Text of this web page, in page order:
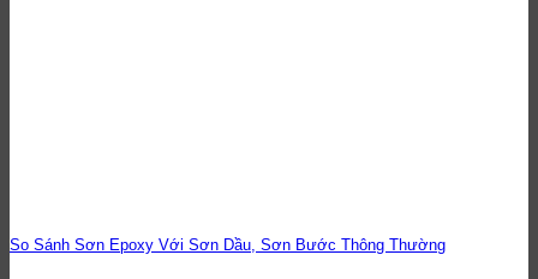
So Sánh Sơn Epoxy Với Sơn Dầu, Sơn Bước Thông Thường